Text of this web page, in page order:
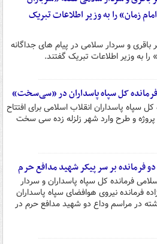
زمان» را به وزیر اطلاعات تبریک
باقری و سردار سلامی در پیام های جداگانه
به وزیر اطلاعات تبریک گفتند.
کل سپاه پاسداران در «سی‌سخت»
کل سپاه پاسداران انقلاب اسلامی برای افتتاح
و طرح وارد شهر زلزله زده سی سخت
فرمانده بر سر پیکر شهید مدافع حرم
فرمانده کل سپاه پاسداران و سردار
فرمانده نیروی هوافضای سپاه پاسداران
در مراسم وداع دو شهید مدافع حرم در